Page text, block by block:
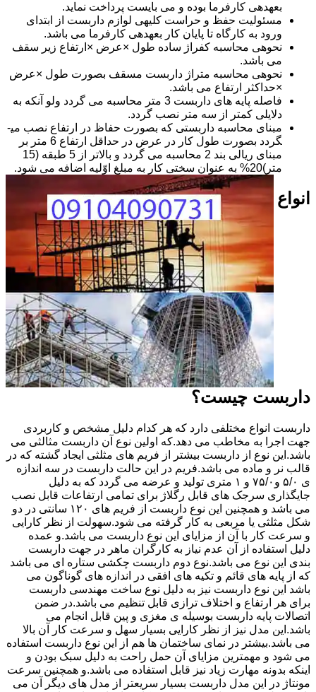
بعهده­ی کارفرما بوده و می بایست پرداخت نماید.
مسئولیت حفظ و حراست کلیه­ی لوازم داربست از ابتدای
ورود به کارگاه تا پایان کار بعهده­ی کارفرما می باشد.
نحوه­ی محاسبه کفراژ ساده طول ×عرض ×ارتفاع زیر سقف
می باشد.
نحوه­ی محاسبه متراژ داربست مسقف بصورت طول ×عرض
×حداکثر ارتفاع می باشد.
فاصله پایه های داربست 3 متر محاسبه می گردد ولو آنکه به
دلایلی کمتر از سه متر نصب گردد.
مبنای محاسبه داربستی که بصورت حفاظ در ارتفاع نصب می­
گردد بصورت طول کار در عرض در حداقل ارتفاع 6 متر بر
مبنای ریالی بند 2 محاسبه می گردد و بالاتر از 5 طبقه (15
متر)20% به عنوان سختی کار به مبلغ اوّلیه اضافه می شود.
انواع
داربست چیست؟
داربست انواع مختلفی دارد که هر کدام دلیل مشخص و کاربردی
جهت اجرا به مخاطب می دهد.که اولین نوع آن داربست مثالثی می
باشد.این نوع از داربست بیشتر از فریم های مثلثی ایجاد گشته که در
قالب نر و ماده می باشد.فریم در این حالت داربست در سه اندازه
ی ۵/۰ و۷۵/۰ و ۱ متری تولید و عرضه می گردد که به دلیل
جایگذاری سرجک های قابل رگلاژ برای تمامی ارتفاعات قابل نصب
می باشد و همچنین این نوع داربست از فریم های ۱۲۰ سانتی در دو
شکل مثلثی یا مربعی به کار گرفته می شود.سهولت از نظر کارایی
و سرعت کار با آن از مزایای این نوع داربست می باشد.و عمده
دلیل استفاده از آن عدم نیاز به کارگران ماهر در جهت داربست
بندی این نوع می باشد.نوع دوم داربست چکشی ستاره ای می باشد
که از پایه های قائم و تکیه های افقی در اندازه های گوناگون می
باشد این نوع داربست نیز به دلیل نوع ساخت مهندسی داربست
برای هر ارتفاع و اختلاف ترازی قابل تنظیم می باشد.در ضمن
اتصالات پایه داربست بوسیله ی مغزی و پین قابل انجام می
باشد.این مدل نیز از نظر کارایی بسیار سهل و سرعت کار آن بالا
می باشد.بیشتر در نمای ساختمان ها هم از این نوع داربست استفاده
می شود و مهمترین مزایای آن حمل راحت به دلیل سبک بودن و
اینکه بدونه مهارت زیاد نیز قابل استفاده می باشد.و همچنین سرعت
مونتاژ در این مدل داربست بسیار سریعتر از مدل های دیگر آن می